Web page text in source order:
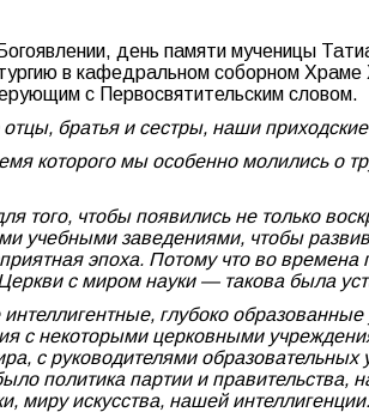
день памяти мученицы
в кафедральном соборном Храме
с Первосвятительским словом.
братья и сестры, наши приходские
которого мы особенно молились о
того, чтобы появились не только
учебными заведениями, чтобы
эпоха. Потому что во
с миром науки — такова была
глубоко
с некоторыми церковными
с руководителями
политика партии и правительства,
миру искусства, нашей интеллигенции.